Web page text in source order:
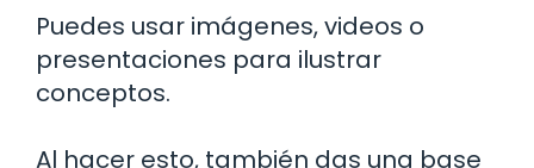
Puedes usar imágenes, videos o
presentaciones para ilustrar
conceptos.
Al hacer esto, también das una base